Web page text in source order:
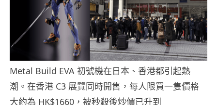
Metal Build EVA 初號機在日本、香港都引起熱
潮。在香港 C3 展覽同時開售，每人限買一隻價格
大約為 HK$1660，被秒殺後炒價已升到